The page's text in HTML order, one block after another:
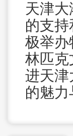
天津
的支
极举办
林匹克
进天津
的魅力